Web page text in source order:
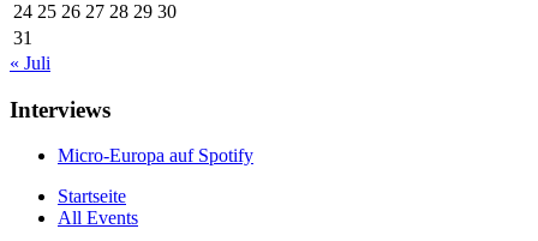
24 25 26 27 28 29 30
31
« Juli
Interviews
Micro-Europa auf Spotify
Startseite
All Events